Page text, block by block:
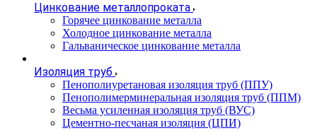
Цинкование металлопроката
Горячее цинкование металла
Холодное цинкование металла
Гальваническое цинкование металла
Изоляция труб
Пенополиуретановая изоляция труб (ППУ)
Пенополимерминеральная изоляция труб (ППМ)
Весьма усиленная изоляция труб (ВУС)
Цементно-песчаная изоляция (ЦПИ)